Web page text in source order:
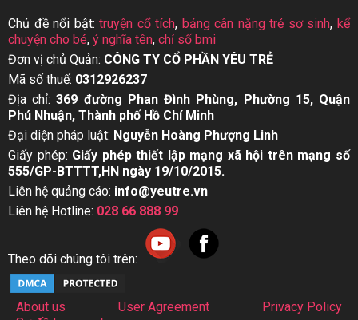
Chủ đề nổi bật:truyện cổ tích, bảng cân nặng trẻ sơ sinh,kể
chuyện cho bé, ý nghĩa tên, chỉ số bmi
Đơn vị chủ Quản: CÔNG TY CỔ PHẦN YÊU TRẺ
Mã số thuế: 0312926237
Địa chỉ:369 đường Phan Đình Phùng, Phường 15, Quận
Phú Nhuận, Thành phố Hồ Chí Minh
Đại diện pháp luật: Nguyễn Hoàng Phượng Linh
Giấy phép: Giấy phép thiết lập mạng xã hội trên mạng số
555/GP-BTTTT,HN ngày 19/10/2015.
Liên hệ quảng cáo: info@yeutre.vn
Liên hệ Hotline: 028 66 888 99
Theo dõi chúng tôi trên:
About us User Agreement
Privacy Policy